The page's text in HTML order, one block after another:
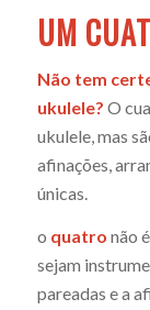
UM
Não tem
ukulele? O
ukulele, mas
afinações,
únicas.
o quatro não
sejam
pareadas e a